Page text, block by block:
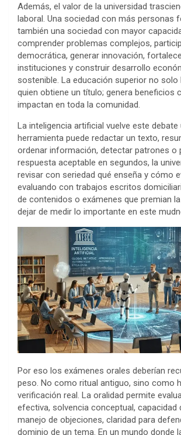
Además, el valor de la universidad
laboral. Una sociedad con más personas
también una sociedad con mayor
comprender problemas complejos,
democrática, generar innovación,
instituciones y construir desarrollo
sostenible. La educación superior no solo
quien obtiene un título; genera beneficios
impactan en toda la comunidad.
La inteligencia artificial vuelve este debate
herramienta puede redactar un texto,
ordenar información, detectar patrones o
respuesta aceptable en segundos, la
revisar con seriedad qué enseña y cómo
evaluando con trabajos escritos
de contenidos o exámenes que premian
dejar de medir lo importante en este
Por eso los exámenes orales deberían
peso. No como ritual antiguo, sino como
verificación real. La oralidad permite
efectiva, solvencia conceptual, capacidad
manejo de objeciones, claridad para
dominio de un tema. En un mundo donde